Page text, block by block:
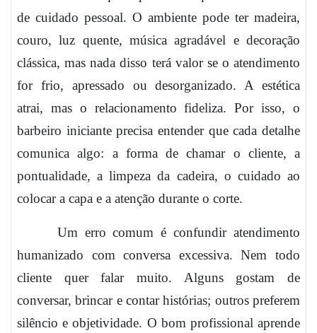
de cuidado pessoal. O ambiente pode ter madeira,
couro, luz quente, música agradável e decoração
clássica, mas nada disso terá valor se o atendimento
for frio, apressado ou desorganizado. A estética
atrai, mas o relacionamento fideliza. Por isso, o
barbeiro iniciante precisa entender que cada detalhe
comunica algo: a forma de chamar o cliente, a
pontualidade, a limpeza da cadeira, o cuidado ao
colocar a capa e a atenção durante o corte.
Um erro comum é confundir atendimento
humanizado com conversa excessiva. Nem todo
cliente quer falar muito. Alguns gostam de
conversar, brincar e contar histórias; outros preferem
silêncio e objetividade. O bom profissional aprende